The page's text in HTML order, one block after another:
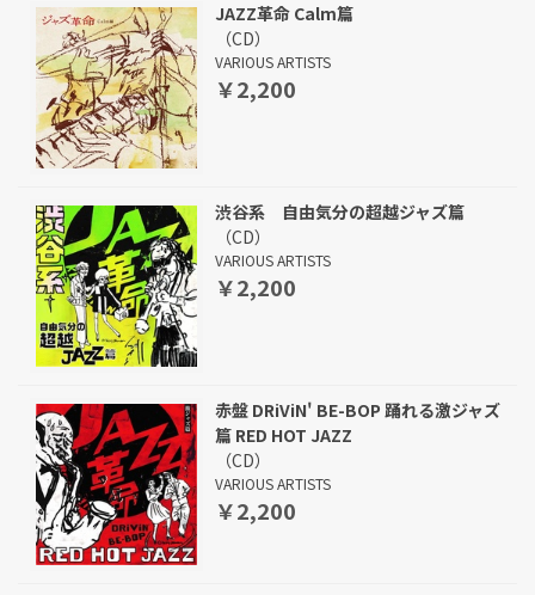
JAZZ革命 Calm篇
（CD）
VARIOUS ARTISTS
￥2,200
渋谷系 自由気分の超越ジャズ篇
（CD）
VARIOUS ARTISTS
￥2,200
赤盤 DRiViN' BE-BOP 踊れる激ジャズ
篇 RED HOT JAZZ
（CD）
VARIOUS ARTISTS
￥2,200